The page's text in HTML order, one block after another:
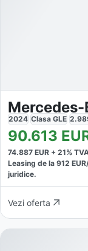
2024 Clasa GLE
90.613
74.887 EUR + 21%
Leasing de la 912
juridice.
Vezi oferta